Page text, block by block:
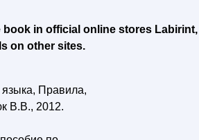
in official online stores
on other sites.
языка, Правила,
В.В., 2012.